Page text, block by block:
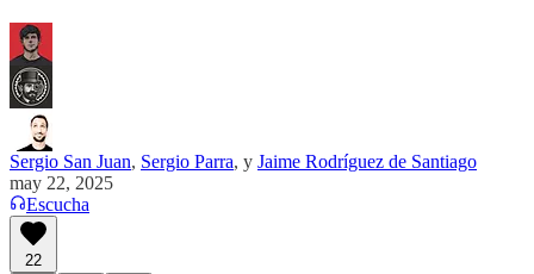
Sergio San Juan, Sergio Parra, y Jaime Rodríguez de Santiago
may 22, 2025
Escucha
22